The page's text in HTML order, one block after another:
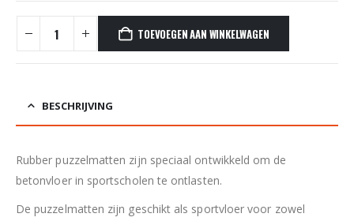
TOEVOEGEN AAN WINKELWAGEN
BESCHRIJVING
Rubber puzzelmatten zijn speciaal ontwikkeld om de
betonvloer in sportscholen te ontlasten.
De puzzelmatten zijn geschikt als sportvloer voor zowel